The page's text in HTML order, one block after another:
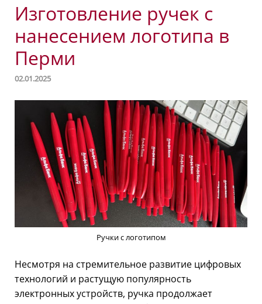
Изготовление ручек с
нанесением логотипа в
Перми
02.01.2025
Ручки с логотипом
Несмотря на стремительное развитие цифровых
технологий и растущую популярность
электронных устройств, ручка продолжает